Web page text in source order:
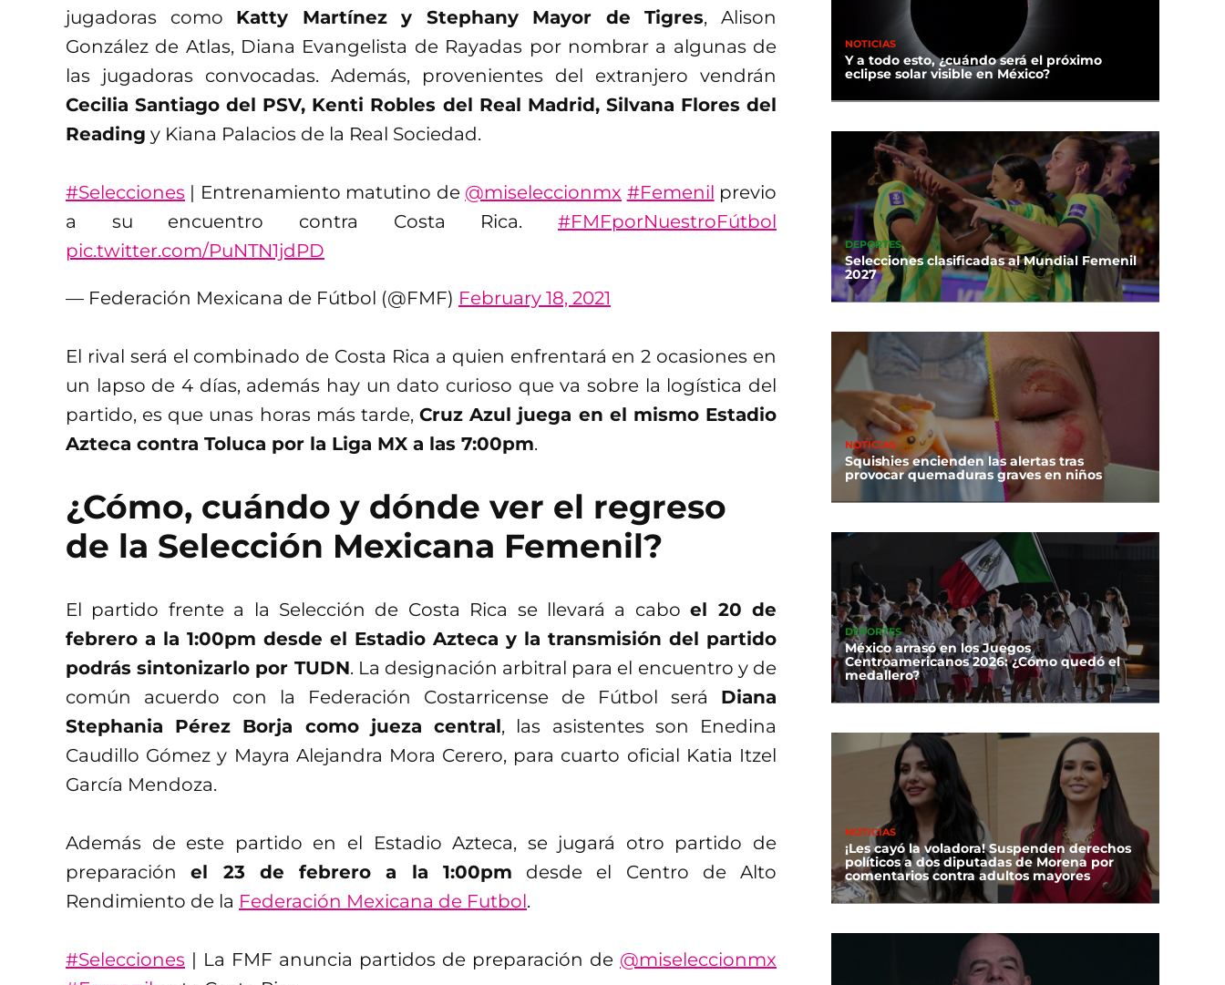
jugadoras como Katty Martínez y Stephany Mayor de Tigres, Alison
González de Atlas, Diana Evangelista de Rayadas por nombrar a algunas de
las jugadoras convocadas. Además, provenientes del extranjero vendrán
Cecilia Santiago del PSV, Kenti Robles del Real Madrid, Silvana Flores del
Reading y Kiana Palacios de la Real Sociedad.
#Selecciones | Entrenamiento matutino de @miseleccionmx #Femenil previo
a su encuentro contra Costa Rica. #FMFporNuestroFútbol
pic.twitter.com/PuNTN1jdPD
— Federación Mexicana de Fútbol (@FMF) February 18, 2021
El rival será el combinado de Costa Rica a quien enfrentará en 2 ocasiones en
un lapso de 4 días, además hay un dato curioso que va sobre la logística del
partido, es que unas horas más tarde,Cruz Azul juega en el mismo Estadio
Azteca contra Toluca por la Liga MX a las 7:00pm.
¿Cómo, cuándo y dónde ver el regreso
de la Selección Mexicana Femenil?
El partido frente a la Selección de Costa Rica se llevará a caboel 20 de
febrero a la 1:00pm desde el Estadio Azteca y la transmisión del partido
podrás sintonizarlo por TUDN. La designación arbitral para el encuentro y de
común acuerdo con la Federación Costarricense de Fútbol será Diana
Stephania Pérez Borja como jueza central, las asistentes son Enedina
Caudillo Gómez y Mayra Alejandra Mora Cerero, para cuarto oficial Katia Itzel
García Mendoza.
Además de este partido en el Estadio Azteca, se jugará otro partido de
preparaciónel 23 de febrero a la 1:00pm desde el Centro de Alto
Rendimiento de la Federación Mexicana de Futbol.
#Selecciones | La FMF anuncia partidos de preparación de @miseleccionmx
NOTICIAS
Y a todo esto, ¿cuándo será el próximo
eclipse solar visible en México?
DEPORTES
Selecciones clasificadas al Mundial Femenil
2027
NOTICIAS
Squishies encienden las alertas tras
provocar quemaduras graves en niños
DEPORTES
México arrasó en los Juegos
Centroamericanos 2026: ¿Cómo quedó el
medallero?
NOTICIAS
¡Les cayó la voladora! Suspenden derechos
políticos a dos diputadas de Morena por
comentarios contra adultos mayores